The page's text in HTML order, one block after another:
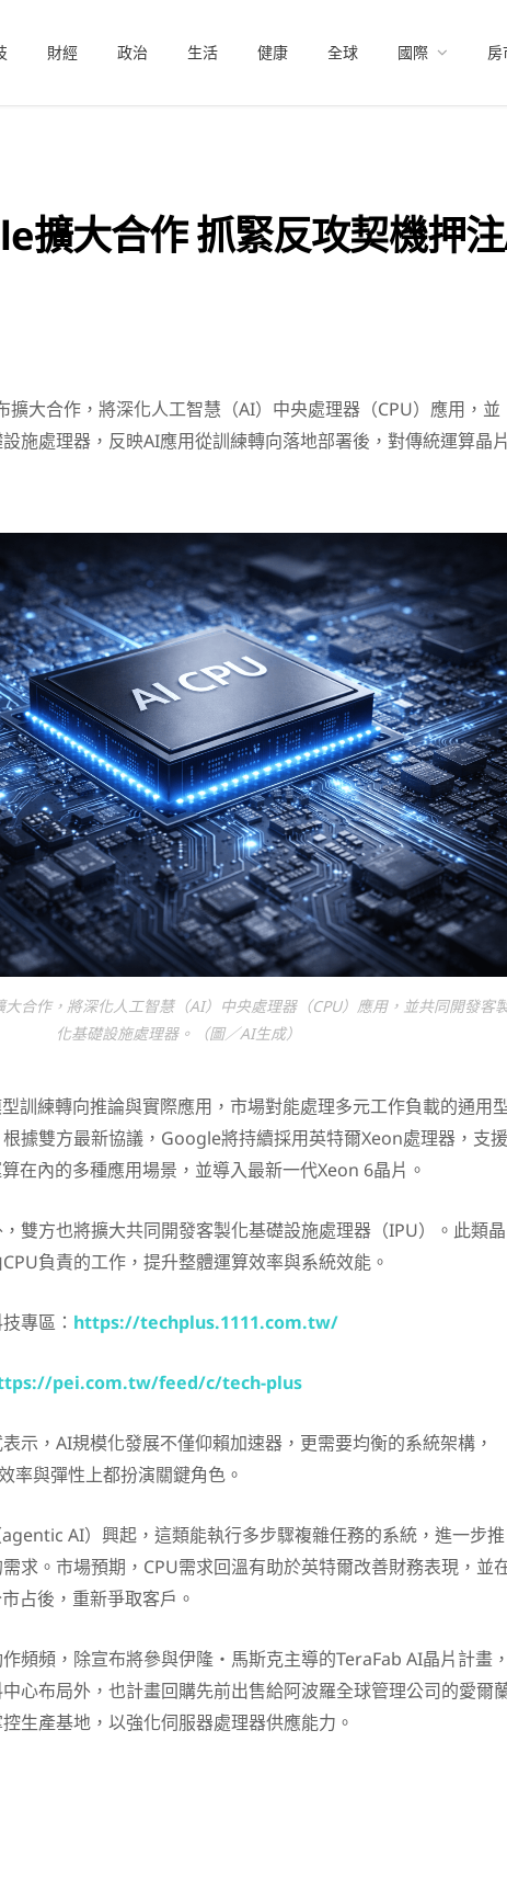
財經 政治 生活 健康 全球 國際 房
擴大合作 抓緊反攻契機押
擴大合作，將深化人工智慧（AI）中央處理器（CPU）應用，並
施處理器，反映AI應用從訓練轉向落地部署後，對傳統運算晶片
合作，將深化人工智慧（AI）中央處理器（CPU）應用，並共同開發客
化基礎設施處理器。（圖／AI生成）
訓練轉向推論與實際應用，市場對能處理多元工作負載的通用
據雙方最新協議，Google將持續採用英特爾Xeon處理器，支援
在內的多種應用場景，並導入最新一代Xeon 6晶片。
雙方也將擴大共同開發客製化基礎設施處理器（IPU）。此類晶
負責的工作，提升整體運算效率與系統效能。
專區： https://techplus.1111.com.tw/
pei.com.tw/feed/c/tech-plus
表示，AI規模化發展不僅仰賴加速器，更需要均衡的系統架構，
率與彈性上都扮演關鍵角色。
AI）興起，這類能執行多步驟複雜任務的系統，進一步推
求。市場預期，CPU需求回溫有助於英特爾改善財務表現，並
占後，重新爭取客戶。
頻頻，除宣布將參與伊隆・馬斯克主導的TeraFab AI晶片計畫，
心布局外，也計畫回購先前出售給阿波羅全球管理公司的愛爾
生產基地，以強化伺服器處理器供應能力。